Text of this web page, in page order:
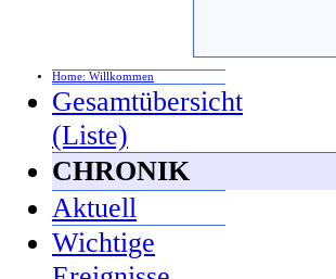
Home: Willkommen
Gesamtübersicht
(Liste)
CHRONIK
Aktuell
Wichtige